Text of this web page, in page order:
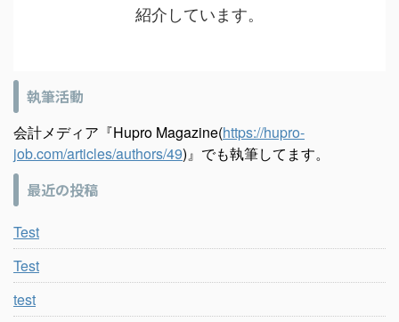
紹介しています。
執筆活動
会計メディア『Hupro Magazine(https://hupro-
job.com/articles/authors/49)』でも執筆してます。
最近の投稿
Test
Test
test